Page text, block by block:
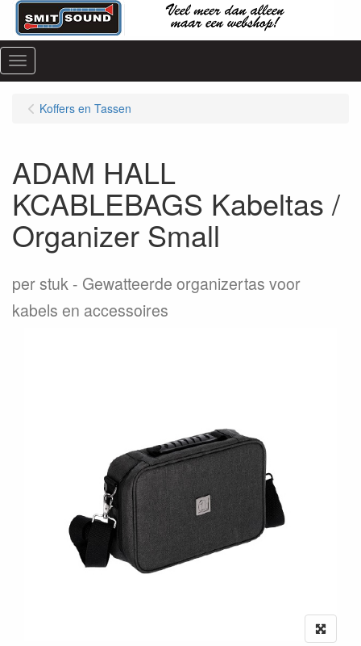
Menu
Koffers en Tassen
ADAM HALL
KCABLEBAGS Kabeltas /
Organizer Small
per stuk
Gewatteerde organizertas voor
kabels en accessoires